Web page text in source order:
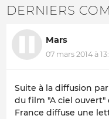
DERNIERS
Mars
07 mars 2014 à
Suite à la diffusion
du film "A ciel ouvert"
France diffuse une